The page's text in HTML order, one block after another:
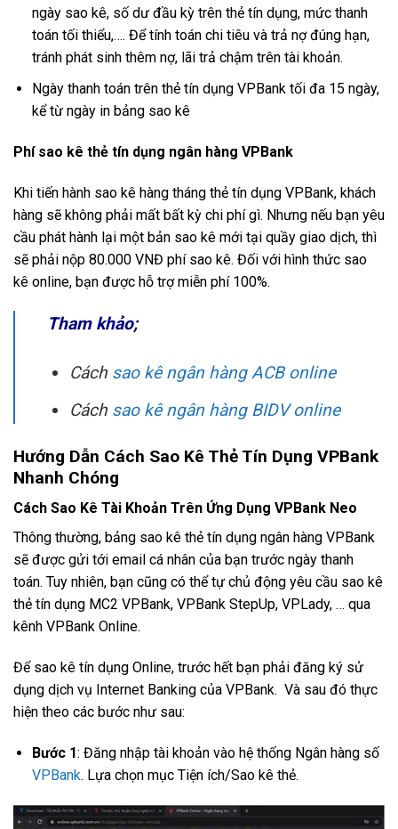
ngày sao kê, số dư đầu kỳ trên thẻ tín dụng, mức thanh
toán tối thiểu,…. Để tính toán chi tiêu và trả nợ đúng hạn,
tránh phát sinh thêm nợ, lãi trả chậm trên tài khoản.
Ngày thanh toán trên thẻ tín dụng VPBank tối đa 15 ngày,
kể từ ngày in bảng sao kê
Phí sao kê thẻ tín dụng ngân hàng VPBank
Khi tiến hành sao kê hàng tháng thẻ tín dụng VPBank, khách
hàng sẽ không phải mất bất kỳ chi phí gì. Nhưng nếu bạn yêu
cầu phát hành lại một bản sao kê mới tại quầy giao dịch, thì
sẽ phải nộp 80.000 VNĐ phí sao kê. Đối với hình thức sao
kê online, bạn được hỗ trợ miễn phí 100%.
Tham khảo;
Cách sao kê ngân hàng ACB online
Cách sao kê ngân hàng BIDV online
Hướng Dẫn Cách Sao Kê Thẻ Tín Dụng VPBank
Nhanh Chóng
Cách Sao Kê Tài Khoản Trên Ứng Dụng VPBank Neo
Thông thường, bảng sao kê thẻ tín dụng ngân hàng VPBank
sẽ được gửi tới email cá nhân của bạn trước ngày thanh
toán. Tuy nhiên, bạn cũng có thể tự chủ động yêu cầu sao kê
thẻ tín dụng MC2 VPBank, VPBank StepUp, VPLady, … qua
kênh VPBank Online.
Để sao kê tín dụng Online, trước hết bạn phải đăng ký sử
dụng dịch vụ Internet Banking của VPBank. Và sau đó thực
hiện theo các bước như sau:
Bước 1: Đăng nhập tài khoản vào hệ thống Ngân hàng số
VPBank. Lựa chọn mục Tiện ích/Sao kê thẻ.